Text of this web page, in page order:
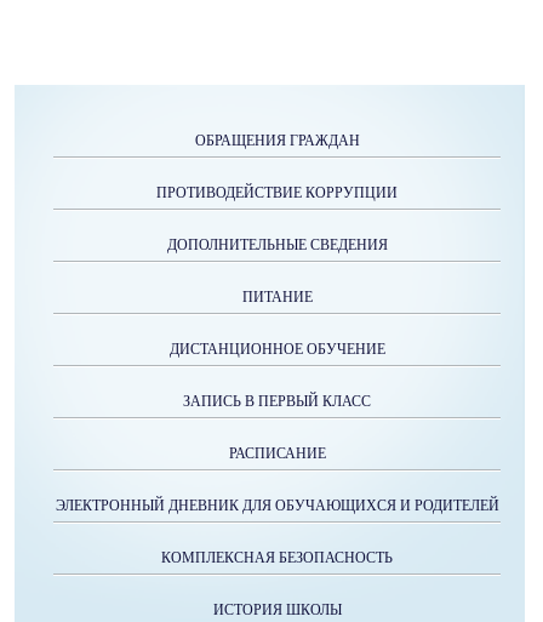
ОБРАЩЕНИЯ ГРАЖДАН
ПРОТИВОДЕЙСТВИЕ КОРРУПЦИИ
ДОПОЛНИТЕЛЬНЫЕ СВЕДЕНИЯ
ПИТАНИЕ
ДИСТАНЦИОННОЕ ОБУЧЕНИЕ
ЗАПИСЬ В ПЕРВЫЙ КЛАСС
РАСПИСАНИЕ
ЭЛЕКТРОННЫЙ ДНЕВНИК ДЛЯ ОБУЧАЮЩИХСЯ И РОДИТЕЛЕЙ
КОМПЛЕКСНАЯ БЕЗОПАСНОСТЬ
ИСТОРИЯ ШКОЛЫ